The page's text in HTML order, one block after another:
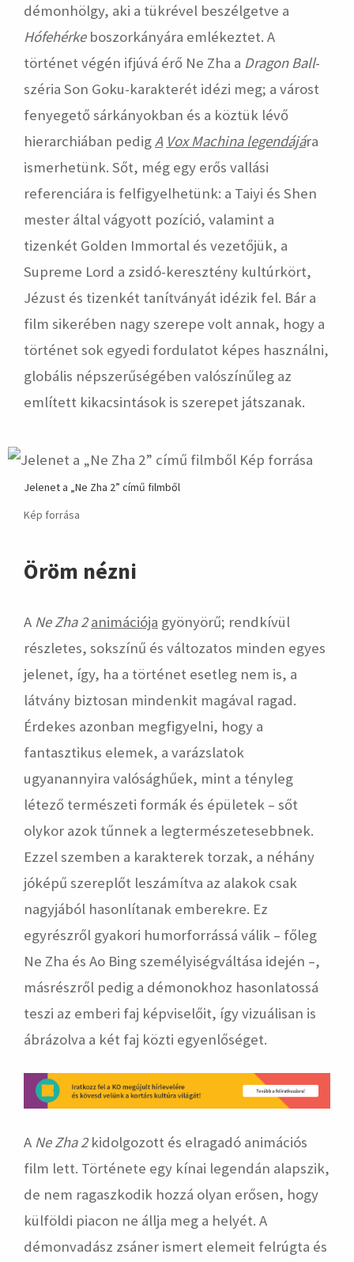
démonhölgy, aki a tükrével beszélgetve a
Hófehérkeboszorkányára emlékeztet. A
történet végén ifjúvá érő Ne Zha a Dragon Ball-
széria Son Goku-karakterét idézi meg; a várost
fenyegető sárkányokban és a köztük lévő
hierarchiában pedigA Vox Machina legendájára
ismerhetünk. Sőt, még egy erős vallási
referenciára is felfigyelhetünk: a Taiyi és Shen
mester által vágyott pozíció, valamint a
tizenkét Golden Immortal és vezetőjük, a
Supreme Lord a zsidó-keresztény kultúrkört,
Jézust és tizenkét tanítványát idézik fel. Bár a
film sikerében nagy szerepe volt annak, hogy a
történet sok egyedi fordulatot képes használni,
globális népszerűségében valószínűleg az
említett kikacsintások is szerepet játszanak.
Jelenet a „Ne Zha 2” című filmből
Kép forrása
Öröm nézni
A Ne Zha 2 animációja gyönyörű; rendkívül
részletes, sokszínű és változatos minden egyes
jelenet, így, ha a történet esetleg nem is, a
látvány biztosan mindenkit magával ragad.
Érdekes azonban megfigyelni, hogy a
fantasztikus elemek, a varázslatok
ugyanannyira valósághűek, mint a tényleg
létező természeti formák és épületek – sőt
olykor azok tűnnek a legtermészetesebbnek.
Ezzel szemben a karakterek torzak, a néhány
jóképű szereplőt leszámítva az alakok csak
nagyjából hasonlítanak emberekre. Ez
egyrészről gyakori humorforrássá válik – főleg
Ne Zha és Ao Bing személyiségváltása idején –,
másrészről pedig a démonokhoz hasonlatossá
teszi az emberi faj képviselőit, így vizuálisan is
ábrázolva a két faj közti egyenlőséget.
A Ne Zha 2kidolgozott és elragadó animációs
film lett. Története egy kínai legendán alapszik,
de nem ragaszkodik hozzá olyan erősen, hogy
külföldi piacon ne állja meg a helyét. A
démonvadász zsáner ismert elemeit felrúgta és